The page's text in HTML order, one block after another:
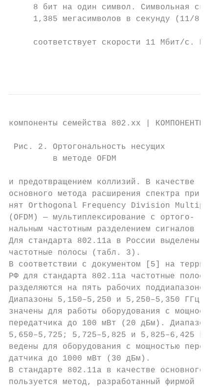
компоненты семейства 802.xx |
Рис. 2. Ортогональность несущих
в методе OFDM
и предотвращением коллизий. В
основного метода расширения
нят Orthogonal Frequency Division
(OFDM) — мультиплексирование c
нальным частотным разделением
Для стандарта 802.11а в России
частотные полосы (табл. 3).
В соответствии с документом [5] на
РФ для стандарта 802.11a частотные
разделяются на пять рабочих
Диапазоны 5,150–5,250 и 5,250–5,350
значены для работы оборудования с
передатчика до 100 мВт (20 дБм).
5,650–5,725; 5,725–5,825 и 5,825–6,425
ведены для оборудования с мощностью
датчика до 1000 мВт (30 дБм).
В стандарте 802.11а в качестве
пользуется метод, разработанный